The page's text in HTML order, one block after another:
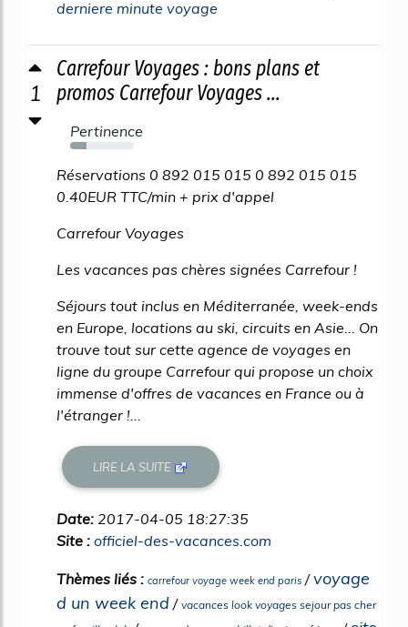
derniere minute voyage
1
Carrefour Voyages : bons plans et
promos Carrefour Voyages ...
Pertinence
26%
Réservations 0 892 015 015 0 892 015 015
0.40EUR TTC/min + prix d'appel
Carrefour Voyages
Les vacances pas chères signées Carrefour !
Séjours tout inclus en Méditerranée, week-ends
en Europe, locations au ski, circuits en Asie... On
trouve tout sur cette agence de voyages en
ligne du groupe Carrefour qui propose un choix
immense d'offres de vacances en France ou à
l'étranger !...
LIRE LA SUITE
Date: 2017-04-05 18:27:35
Site : officiel-des-vacances.com
Thèmes liés : carrefour voyage week end paris /voyage
d un week end / vacances look voyages sejour pas cher